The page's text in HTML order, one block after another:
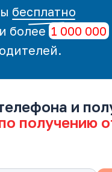
бесплатно
более 1 000 000
и
получению